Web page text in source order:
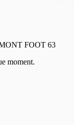
FOOT 63
moment.